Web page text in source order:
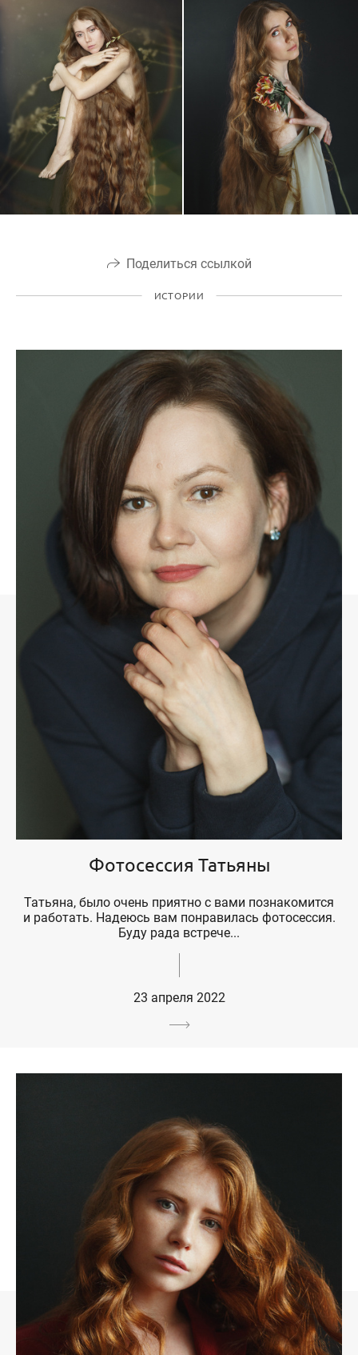
Поделиться ссылкой
ИСТОРИИ
Фотосессия Татьяны
Татьяна, было очень приятно с вами познакомится
и работать. Надеюсь вам понравилась фотосессия.
Буду рада встрече...
23 апреля 2022